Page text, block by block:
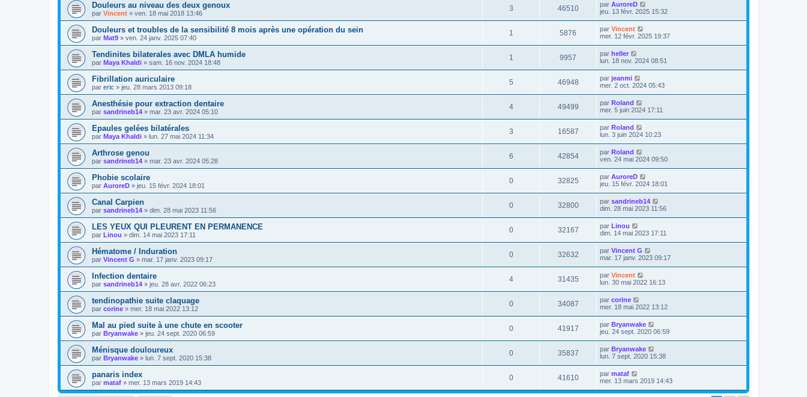
Douleurs au niveau des deux genoux
par Vincent » ven. 18 mai 2018 13:46
3 46510 par AuroreD
jeu. 13 févr. 2025 15:32
Douleurs et troubles de la sensibilité 8 mois après une opération du sein
par Mat9 » ven. 24 janv. 2025 07:40
1 5876 par Vincent
mer. 12 févr. 2025 19:37
Tendinites bilaterales avec DMLA humide
par Maya Khaldi » sam. 16 nov. 2024 18:48
1 9957 par heller
lun. 18 nov. 2024 08:51
Fibrillation auriculaire
par eric » jeu. 28 mars 2013 09:18
5 46948 par jeanmi
mer. 2 oct. 2024 05:43
Anesthésie pour extraction dentaire
par sandrineb14 » mar. 23 avr. 2024 05:10
4 49499 par Roland
mer. 5 juin 2024 17:11
Epaules gelées bilatérales
par Maya Khaldi » lun. 27 mai 2024 11:34
3 16587 par Roland
lun. 3 juin 2024 10:23
Arthrose genou
par sandrineb14 » mar. 23 avr. 2024 05:28
6 42854 par Roland
ven. 24 mai 2024 09:50
Phobie scolaire
par AuroreD » jeu. 15 févr. 2024 18:01
0 32825 par AuroreD
jeu. 15 févr. 2024 18:01
Canal Carpien
par sandrineb14 » dim. 28 mai 2023 11:56
0 32800 par sandrineb14
dim. 28 mai 2023 11:56
LES YEUX QUI PLEURENT EN PERMANENCE
par Linou » dim. 14 mai 2023 17:11
0 32167 par Linou
dim. 14 mai 2023 17:11
Hématome / Induration
par Vincent G » mar. 17 janv. 2023 09:17
0 32632 par Vincent G
mar. 17 janv. 2023 09:17
Infection dentaire
par sandrineb14 » jeu. 28 avr. 2022 06:23
4 31435 par Vincent
lun. 30 mai 2022 16:13
tendinopathie suite claquage
par corine » mer. 18 mai 2022 13:12
0 34087 par corine
mer. 18 mai 2022 13:12
Mal au pied suite à une chute en scooter
par Bryanwake » jeu. 24 sept. 2020 06:59
0 41917 par Bryanwake
jeu. 24 sept. 2020 06:59
Ménisque douloureux
par Bryanwake » lun. 7 sept. 2020 15:38
0 35837 par Bryanwake
lun. 7 sept. 2020 15:38
panaris index
par mataf » mer. 13 mars 2019 14:43
0 41610 par mataf
mer. 13 mars 2019 14:43